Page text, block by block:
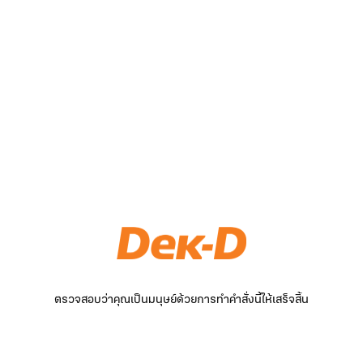
ตรวจสอบว่าคุณเป็นมนุษย์ด้วยการทำคำสั่งนี้ให้เสร็จสิ้น